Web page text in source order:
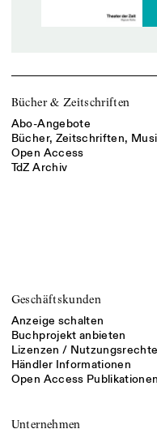
Bücher & Zeitschriften
Abo-Angebote
Bücher, Zeitschriften,
Open Access
TdZ Archiv
Geschäftskunden
Anzeige schalten
Buchprojekt anbieten
Lizenzen / Nutzungsrechte
Händler Informationen
Open Access Publikationen
Unternehmen